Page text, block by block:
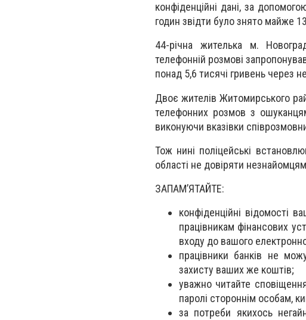
конфіденційні дані, за
годин звідти було знято майже
44-річна жителька м.
телефонній розмові
понад 5,6 тисячі гривень через
Двоє жителів Житомирського
телефонних розмов з
виконуючи вказівки
Тож нині поліцейські
області не довіряти
ЗАПАМ’ЯТАЙТЕ:
конфіденційні відомості
працівникам фінансових
входу до вашого
працівники банків не
захисту ваших же коштів;
уважно читайте
паролі стороннім особам,
за потреби якихось